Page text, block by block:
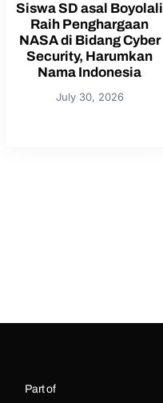
Siswa SD asal Boyolali
Raih Penghargaan
NASA di Bidang Cyber
Security, Harumkan
Nama Indonesia
July 30, 2026
Part of